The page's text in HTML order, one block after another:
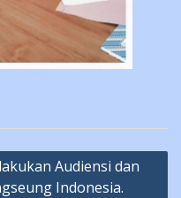
Audiensi dan
Indonesia.